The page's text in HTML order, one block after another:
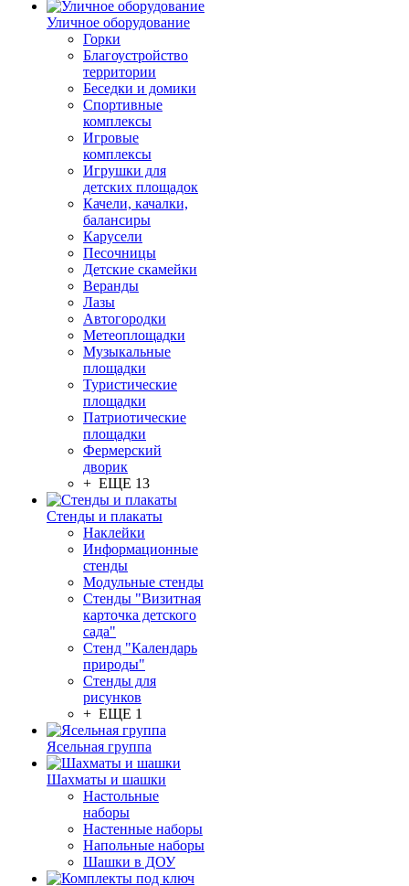
Уличное оборудование
Горки
Благоустройство
территории
Беседки и домики
Спортивные
комплексы
Игровые
комплексы
Игрушки для
детских площадок
Качели, качалки,
балансиры
Карусели
Песочницы
Детские скамейки
Веранды
Лазы
Автогородки
Метеоплощадки
Музыкальные
площадки
Туристические
площадки
Патриотические
площадки
Фермерский
дворик
+ ЕЩЕ 13
Стенды и плакаты
Наклейки
Информационные
стенды
Модульные стенды
Стенды "Визитная
карточка детского
сада"
Стенд "Календарь
природы"
Стенды для
рисунков
+ ЕЩЕ 1
Ясельная группа
Шахматы и шашки
Настольные
наборы
Настенные наборы
Напольные наборы
Шашки в ДОУ